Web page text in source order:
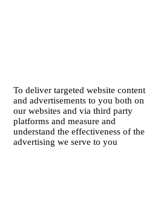
To deliver targeted website content
and advertisements to you both on
our websites and via third party
platforms and measure and
understand the effectiveness of the
advertising we serve to you